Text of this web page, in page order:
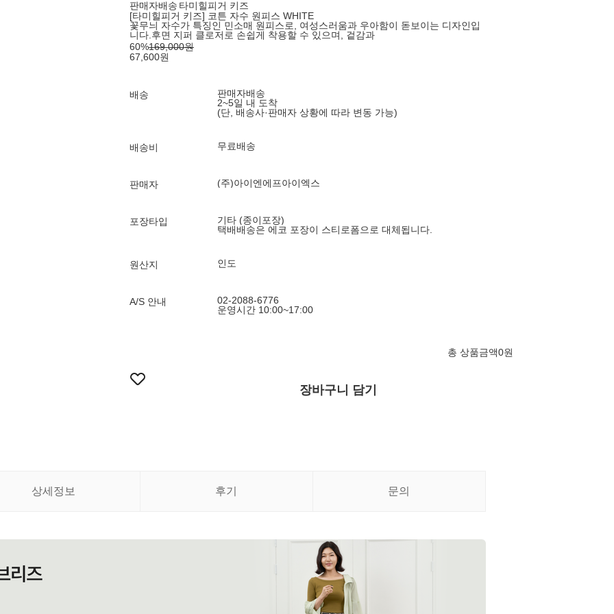
판매자배송 타미힐피거 키즈
[타미힐피거 키즈] 코튼 자수 원피스 WHITE
꽃무늬 자수가 특징인 민소매 원피스로, 여성스러움과 우아함이 돋보이는 디자인입
니다.후면 지퍼 클로저로 손쉽게 착용할 수 있으며, 겉감과
60%169,000원
67,600원
배송
판매자배송
2~5일 내 도착
(단, 배송사·판매자 상황에 따라 변동 가능)
배송비 무료배송
판매자 (주)아이엔에프아이엑스
포장타입
기타 (종이포장)
택배배송은 에코 포장이 스티로폼으로 대체됩니다.
원산지 인도
A/S 안내
02-2088-6776
운영시간 10:00~17:00
총 상품금액0원
장바구니 담기
상세정보 후기 문의